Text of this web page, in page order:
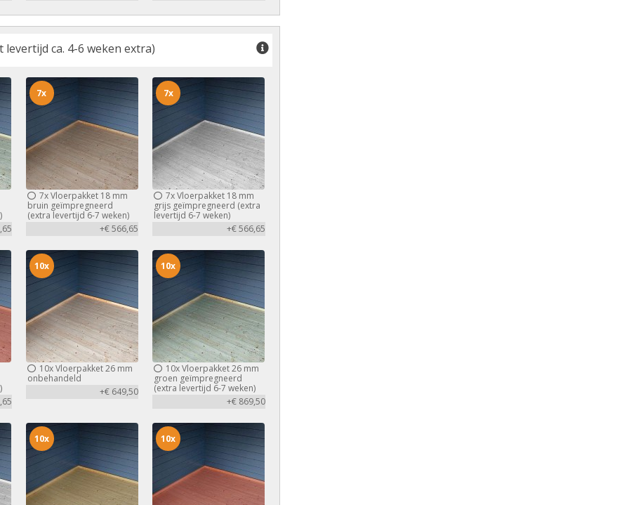
ca. 4-6 weken extra)
7xVloerpakket 18 mm
bruin geïmpregneerd
(extra levertijd 6-7 weken)
+€ 566,65
7x
7xVloerpakket 18 mm
grijs geïmpregneerd (extra
levertijd 6-7 weken)
+€ 566,65
7x
10xVloerpakket 26 mm
onbehandeld
+€ 649,50
10x
10xVloerpakket 26 mm
groen geïmpregneerd
(extra levertijd 6-7 weken)
+€ 869,50
10x
10x 10x